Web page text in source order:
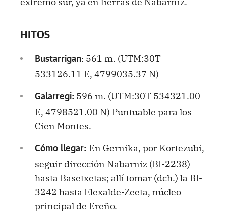
HITOS
Bustarrigan: 561 m. (UTM:30T
533126.11 E, 4799035.37 N)
Galarregi: 596 m. (UTM:30T 534321.00
E, 4798521.00 N) Puntuable para los
Cien Montes.
Cómo llegar: En Gernika, por Kortezubi,
seguir dirección Nabarniz (BI-2238)
hasta Basetxetas; allí tomar (dch.) la BI-
3242 hasta Elexalde-Zeeta, núcleo
principal de Ereño.